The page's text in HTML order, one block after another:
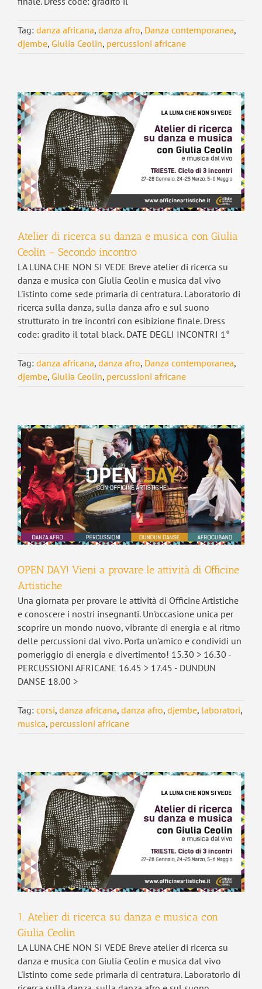
Tag: danza africana, danza afro, Danza contemporanea,
djembe, Giulia Ceolin, percussioni africane
Atelier di ricerca su danza e musica con Giulia
Ceolin – Secondo incontro
LA LUNA CHE NON SI VEDE Breve atelier di ricerca su
danza e musica con Giulia Ceolin e musica dal vivo
L'istinto come sede primaria di centratura. Laboratorio di
ricerca sulla danza, sulla danza afro e sul suono
strutturato in tre incontri con esibizione finale. Dress
code: gradito il total black. DATE DEGLI INCONTRI 1°
Tag: danza africana, danza afro, Danza contemporanea,
djembe, Giulia Ceolin, percussioni africane
OPEN DAY! Vieni a provare le attività di Officine
Artistiche
Una giornata per provare le attività di Officine Artistiche
e conoscere i nostri insegnanti. Un'occasione unica per
scoprire un mondo nuovo, vibrante di energia e al ritmo
delle percussioni dal vivo. Porta un'amico e condividi un
pomeriggio di energia e divertimento! 15.30 > 16.30 -
PERCUSSIONI AFRICANE 16.45 > 17.45 - DUNDUN
DANSE 18.00 >
Tag: corsi, danza africana, danza afro, djembe, laboratori,
musica, percussioni africane
1. Atelier di ricerca su danza e musica con
Giulia Ceolin
LA LUNA CHE NON SI VEDE Breve atelier di ricerca su
danza e musica con Giulia Ceolin e musica dal vivo
L'istinto come sede primaria di centratura. Laboratorio di